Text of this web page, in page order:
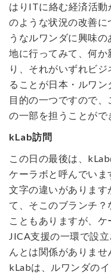
はりITに絡む経済活動
のような状況の改善に
うなルワンダに興味
地に行ってみて、何
り、それがいずれビ
ることが日本・ルワ
目的の一つですので
の一部を担うことがで
kLab訪問
この日の最後は、kLab
ケーラボと呼んでい
文字の違いがありま
て、そこのブランチ
こともありますが、ケ
JICA支援の一環で設
んとは関係がありませ
kLabは、ルワンダの